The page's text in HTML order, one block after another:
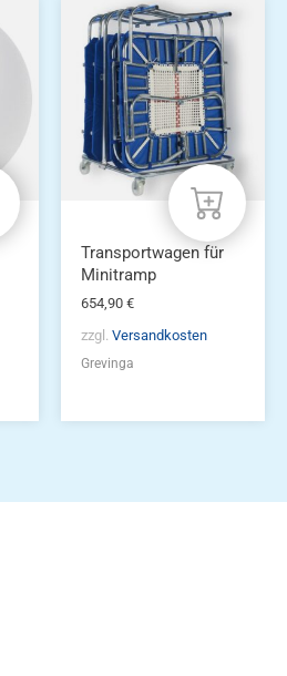
Transportwagen für
Minitramp
654,90 €
zzgl. Versandkosten
Grevinga